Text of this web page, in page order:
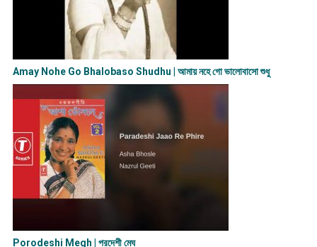
Amay Nohe Go Bhalobaso Shudhu | আমায় নহে গো ভালোবাসো শুধু
Porodeshi Megh | পরদেশী মেঘ